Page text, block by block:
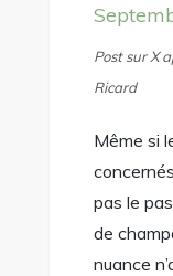
Post sur X
Ricard
Même si
pas le
de
nuance